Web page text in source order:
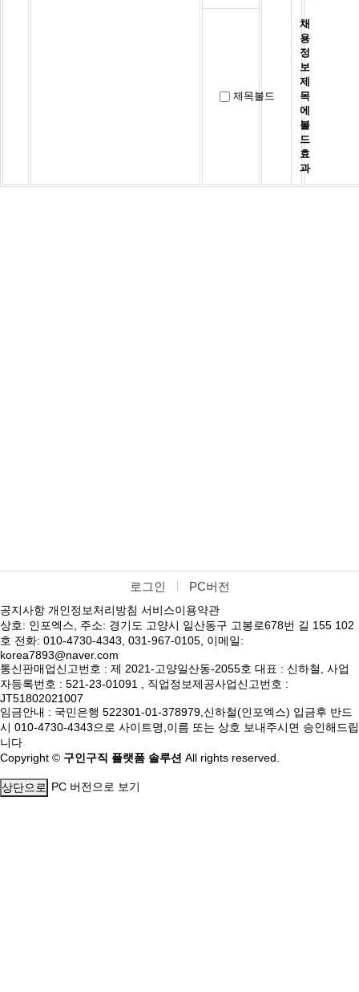
제목볼드
채
용
정
보
제
목
에
볼
드
효
과
로그인 PC버전
공지사항 개인정보처리방침 서비스이용약관
상호: 인포엑스, 주소: 경기도 고양시 일산동구 고봉로678번 길 155 102
호 전화: 010-4730-4343, 031-967-0105, 이메일:
korea7893@naver.com
통신판매업신고번호 : 제 2021-고양일산동-2055호 대표 : 신하철, 사업
자등록번호 : 521-23-01091 , 직업정보제공사업신고번호 :
JT51802021007
임금안내 : 국민은행 522301-01-378979,신하철(인포엑스) 입금후 반드
시 010-4730-4343으로 사이트명,이름 또는 상호 보내주시면 승인해드립
니다
Copyright © 구인구직 플랫폼 솔루션 All rights reserved.
상단으로 PC 버전으로 보기